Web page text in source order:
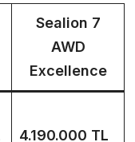
Sealion 7
AWD
Excellence
4.190.000 TL